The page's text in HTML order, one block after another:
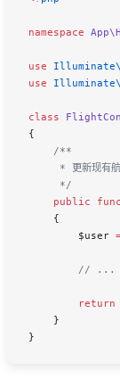
namespace
use
use
class
{
    /**
* 更新现有航
     */
    public
    {
        $user
        // ...
        return
    }
}